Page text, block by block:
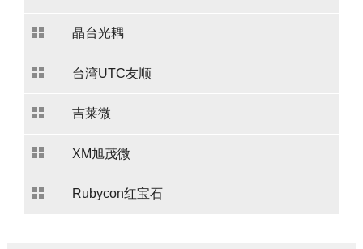
晶台光耦
台湾UTC友顺
吉莱微
XM旭茂微
Rubycon红宝石